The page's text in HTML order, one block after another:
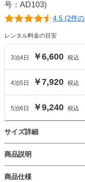
号：AD103)
4.5 (2件
レンタル料金の目安
3泊4日 ￥6,600 税込
4泊5 日 ￥7,920 税込
5泊6 日 ￥9,240 税込
サイズ詳細
ワンピースのサイズ
商品説明
Ｉラインのシルエットが
商品仕様